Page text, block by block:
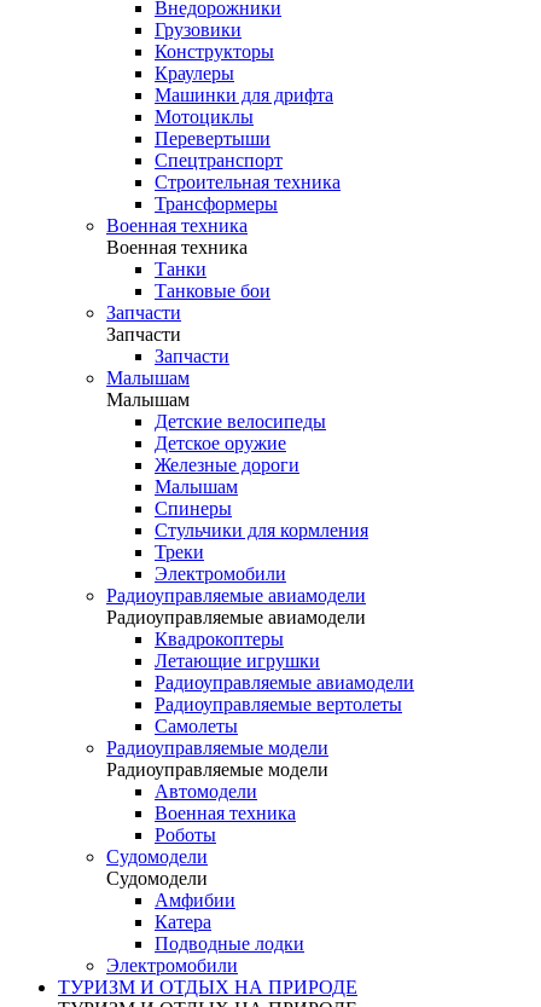
Внедорожники
Грузовики
Конструкторы
Краулеры
Машинки для дрифта
Мотоциклы
Перевертыши
Спецтранспорт
Строительная техника
Трансформеры
Военная техника
Военная техника
Танки
Танковые бои
Запчасти
Запчасти
Запчасти
Малышам
Малышам
Детские велосипеды
Детское оружие
Железные дороги
Малышам
Спинеры
Стульчики для кормления
Треки
Электромобили
Радиоуправляемые авиамодели
Радиоуправляемые авиамодели
Квадрокоптеры
Летающие игрушки
Радиоуправляемые авиамодели
Радиоуправляемые вертолеты
Самолеты
Радиоуправляемые модели
Радиоуправляемые модели
Автомодели
Военная техника
Роботы
Судомодели
Судомодели
Амфибии
Катера
Подводные лодки
Электромобили
ТУРИЗМ И ОТДЫХ НА ПРИРОДЕ